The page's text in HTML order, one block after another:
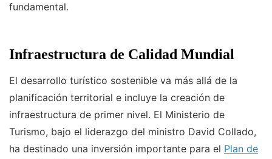
fundamental.
Infraestructura de Calidad Mundial
El desarrollo turístico sostenible va más allá de la
planificación territorial e incluye la creación de
infraestructura de primer nivel. El Ministerio de
Turismo, bajo el liderazgo del ministro David Collado,
ha destinado una inversión importante para el Plan de